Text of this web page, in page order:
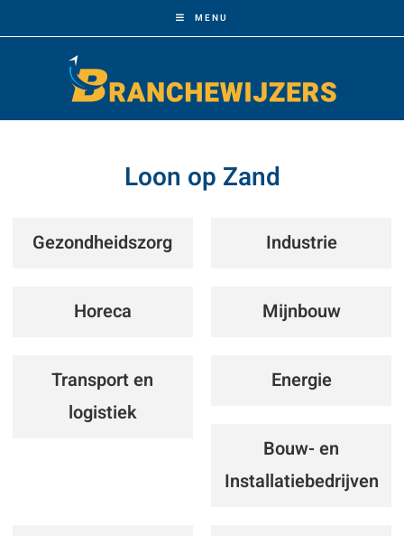
MENU
Loon op Zand
Gezondheidszorg Industrie
Horeca Mijnbouw
Transport en
logistiek
Energie
Bouw- en
Installatiebedrijven